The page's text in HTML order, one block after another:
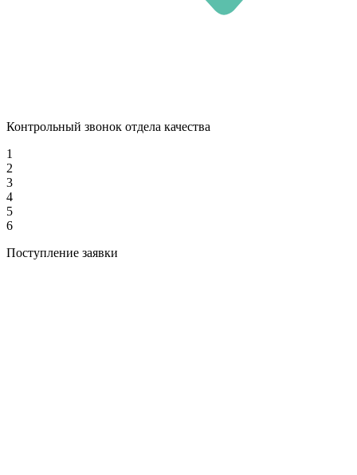
Контрольный звонок отдела качества
1
2
3
4
5
6
Поступление заявки